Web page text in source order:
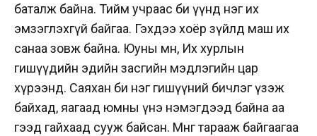
баталж байна. Тийм учраас би үүнд нэг их
эмзэглэхгүй байгаа. Гэхдээ хоёр зүйлд маш их
санаа зовж байна. Юуны өмнө, Их хурлын
гишүүдийн эдийн засгийн мэдлэгийн цар
хүрээнд. Саяхан би нэг гишүүний бичлэг үзэж
байхад, яагаад юмны үнэ нэмэгдээд байна аа
гээд гайхаад сууж байсан. Мөнгө тарааж байгаагаа